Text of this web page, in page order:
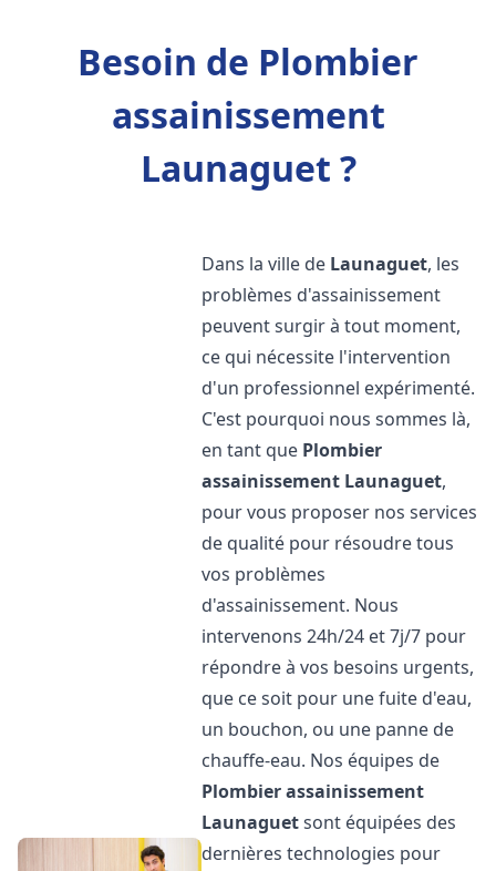
Besoin de Plombier
assainissement
Launaguet ?
Dans la ville de Launaguet, les
problèmes d'assainissement
peuvent surgir à tout moment,
ce qui nécessite l'intervention
d'un professionnel expérimenté.
C'est pourquoi nous sommes là,
en tant que Plombier
assainissement Launaguet,
pour vous proposer nos services
de qualité pour résoudre tous
vos problèmes
d'assainissement. Nous
intervenons 24h/24 et 7j/7 pour
répondre à vos besoins urgents,
que ce soit pour une fuite d'eau,
un bouchon, ou une panne de
chauffe-eau. Nos équipes de
Plombier assainissement
Launaguetsont équipées des
dernières technologies pour